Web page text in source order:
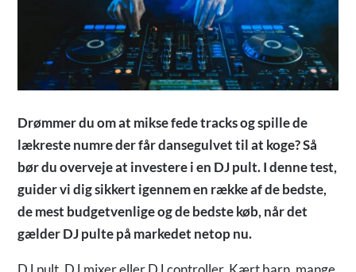
Drømmer du om at mikse fede tracks og spille de
lækreste numre der får dansegulvet til at koge? Så
bør du overveje at investere i en DJ pult. I denne test,
guider vi dig sikkert igennem en række af de bedste,
de mest budgetvenlige og de bedste køb, når det
gælder DJ pulte på markedet netop nu.